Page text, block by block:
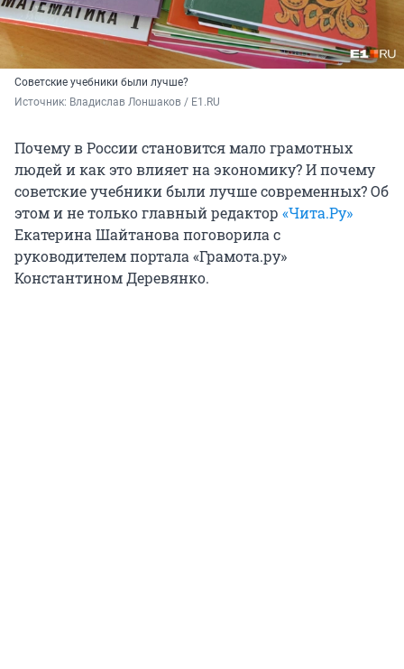
Советские учебники были лучше?
Источник: Владислав Лоншаков / E1.RU
Почему в России становится мало грамотных
людей и как это влияет на экономику? И почему
советские учебники были лучше современных? Об
этом и не только главный редактор «Чита.Ру»
Екатерина Шайтанова поговорила с
руководителем портала «Грамота.ру»
Константином Деревянко.